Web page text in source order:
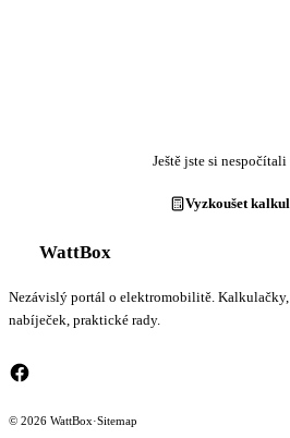
Ještě jste si nespočítali
Vyzkoušet
WattBox
Nezávislý portál o elektromobilitě. Kalkulačky,
nabíječek, praktické rady.
© 2026 WattBox·Sitemap